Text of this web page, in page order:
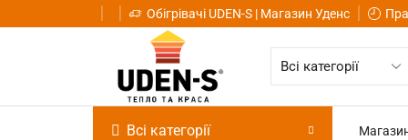
Обігрівачі UDEN-S | Магазин Уденс
Всі категорії